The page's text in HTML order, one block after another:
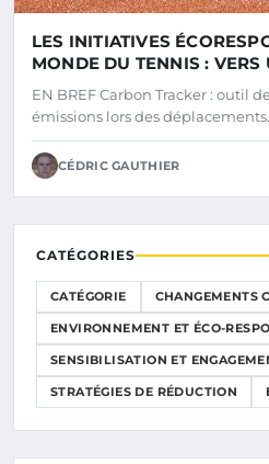
LES INITIATIVES
MONDE DU TENNIS : VERS
DURABLE
EN BREF Carbon Tracker : outil
émissions lors des déplacements.
CÉDRIC GAUTHIER
CATÉGORIES
CATÉGORIE CHANGEMENTS
ENVIRONNEMENT ET ÉCO-
SENSIBILISATION ET
STRATÉGIES DE RÉDUCTION